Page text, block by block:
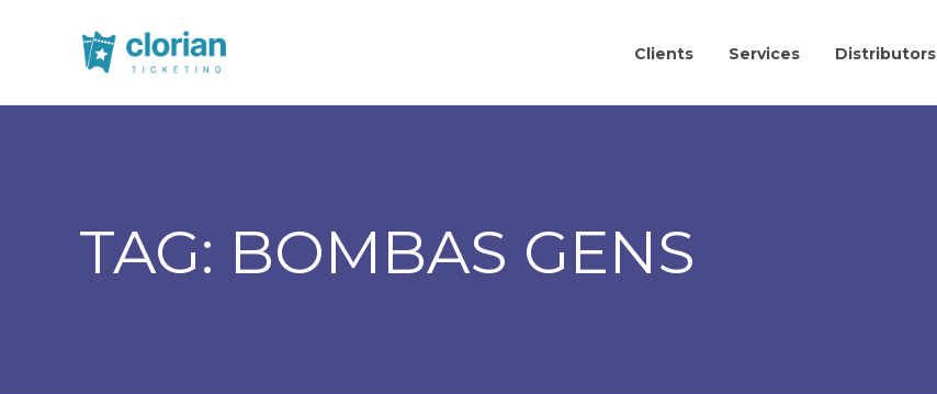
Clients Services Distributors
TAG: BOMBAS GENS